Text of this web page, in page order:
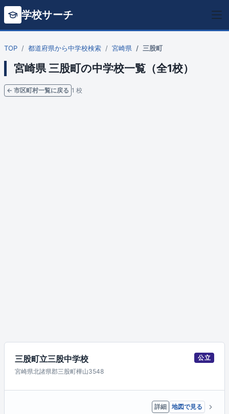
学校サーチ
TOP 都道府県から中学校検索 宮崎県 三股町
宮崎県 三股町の中学校一覧（全1校）
← 市区町村一覧に戻る 1 校
三股町立三股中学校
公立
宮崎県北諸県郡三股町樺山3548
詳細 地図で見る